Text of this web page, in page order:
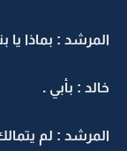
المرشد : بماذا يا
خالد : بأبي .
المرشد : لم